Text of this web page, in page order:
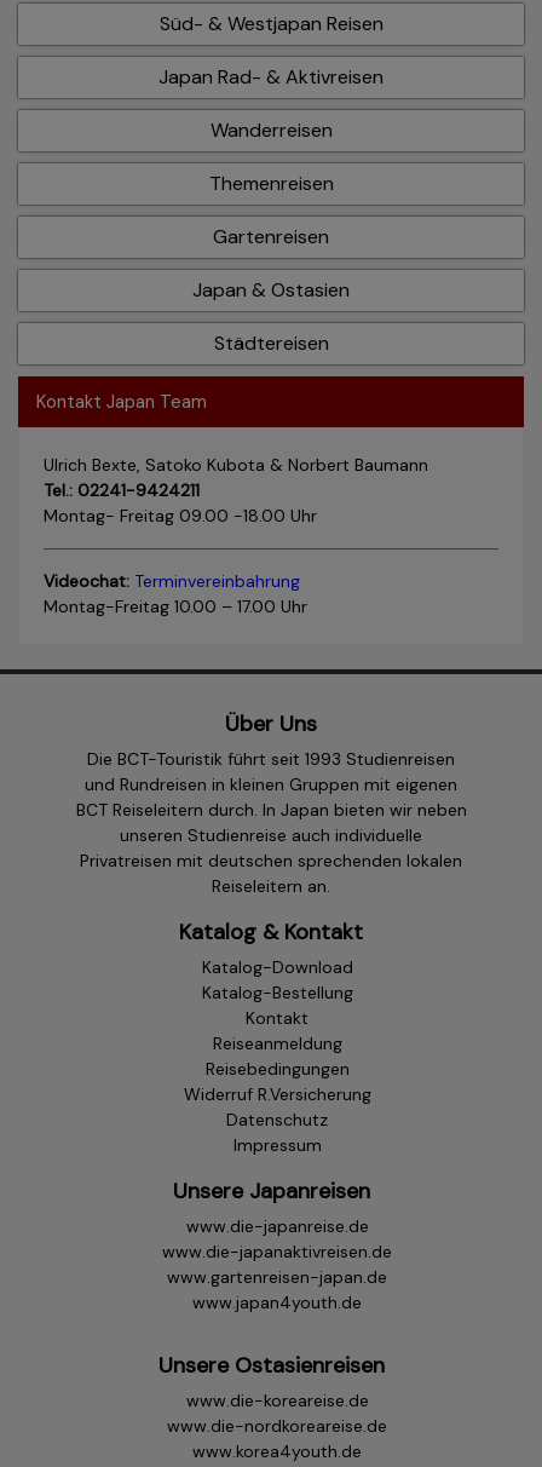
Süd- & Westjapan Reisen
Japan Rad- & Aktivreisen
Wanderreisen
Themenreisen
Gartenreisen
Japan & Ostasien
Städtereisen
Kontakt Japan Team
Ulrich Bexte, Satoko Kubota & Norbert Baumann
Tel.: 02241-9424211
Montag- Freitag 09.00 -18.00 Uhr
Videochat: Terminvereinbahrung
Montag-Freitag 10.00 – 17.00 Uhr
Über Uns
Die BCT-Touristik führt seit 1993 Studienreisen
und Rundreisen in kleinen Gruppen mit eigenen
BCT Reiseleitern durch. In Japan bieten wir neben
unseren Studienreise auch individuelle
Privatreisen mit deutschen sprechenden lokalen
Reiseleitern an.
Katalog & Kontakt
Katalog-Download
Katalog-Bestellung
Kontakt
Reiseanmeldung
Reisebedingungen
Widerruf R.Versicherung
Datenschutz
Impressum
Unsere Japanreisen
www.die-japanreise.de
www.die-japanaktivreisen.de
www.gartenreisen-japan.de
www.japan4youth.de
Unsere Ostasienreisen
www.die-koreareise.de
www.die-nordkoreareise.de
www.korea4youth.de